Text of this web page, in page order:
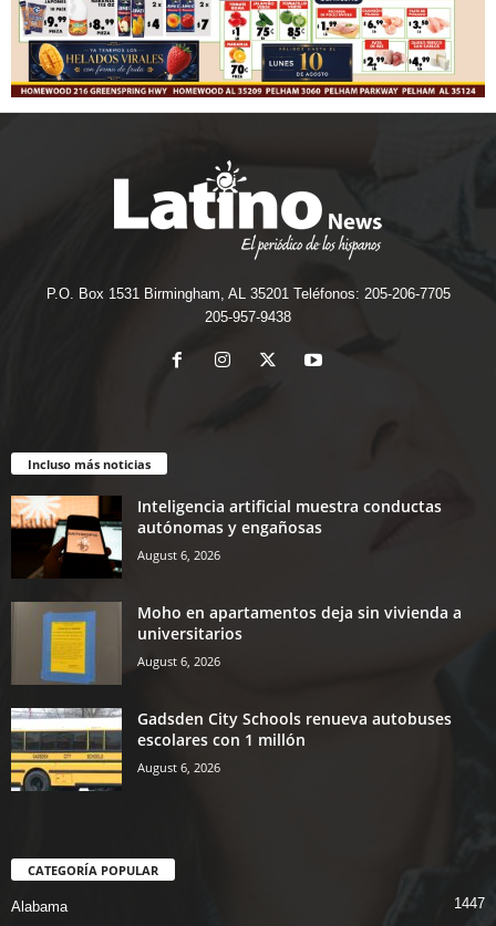
P.O. Box 1531 Birmingham, AL 35201 Teléfonos: 205-206-7705
205-957-9438
Incluso más noticias
Inteligencia artificial muestra conductas
autónomas y engañosas
August 6, 2026
Moho en apartamentos deja sin vivienda a
universitarios
August 6, 2026
Gadsden City Schools renueva autobuses
escolares con 1 millón
August 6, 2026
CATEGORÍA POPULAR
Alabama 1447